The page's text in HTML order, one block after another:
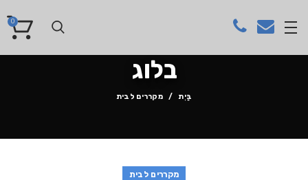
0
בלוג
בַּיִת מקררים לבית
מקררים לבית